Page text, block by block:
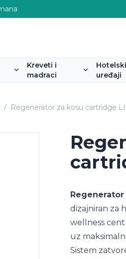
Kreveti i
madraci
Hotelski
uređaji
/ Regenerator za kosu cartridge
Regenerator
dizajniran za
wellness
uz
Sistem